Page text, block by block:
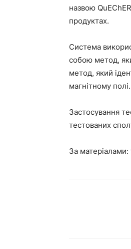
назвою
продуктах.
Система
собою метод,
метод, який
магнітному полі.
Застосування
тестованих
За матеріалами: